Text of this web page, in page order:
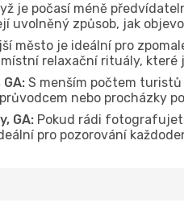
je počasí méně
uvolněný způsob, jak
město je ideální pro
relaxační rituály,
S menším počtem
nebo procházky
GA: Pokud rádi
pro pozorování